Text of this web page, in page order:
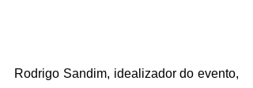
Rodrigo Sandim, idealizador do evento,